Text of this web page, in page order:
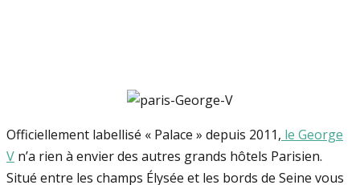
Officiellement labellisé « Palace » depuis 2011, le George
V n’a rien à envier des autres grands hôtels Parisien.
Situé entre les champs Élysée et les bords de Seine vous